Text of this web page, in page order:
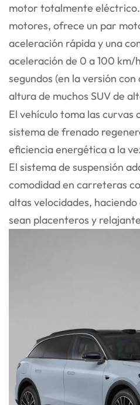
motor totalmente eléctrico.
motores, ofrece un par
aceleración rápida y una
aceleración de 0 a 100
segundos (en la versión
altura de muchos SUV de
El vehículo toma las curvas
sistema de frenado
eficiencia energética a la
El sistema de suspensión
comodidad en carreteras
altas velocidades, haciendo
sean placenteros y